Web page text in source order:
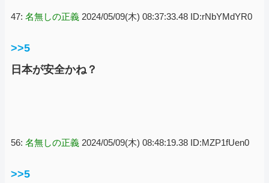
47: 名無しの正義 2024/05/09(木) 08:37:33.48 ID:rNbYMdYR0
>>5
日本が安全かね？
56: 名無しの正義 2024/05/09(木) 08:48:19.38 ID:MZP1fUen0
>>5